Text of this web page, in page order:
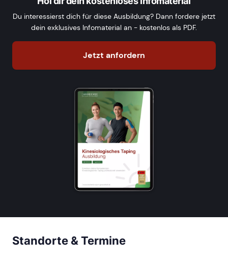
Du interessierst dich für diese Ausbildung? Dann fordere jetzt
dein exklusives Infomaterial an - kostenlos als PDF.
Jetzt anfordern
Standorte & Termine